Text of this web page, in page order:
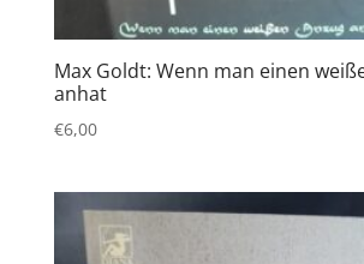
Max Goldt: Wenn man einen
anhat
€6,00